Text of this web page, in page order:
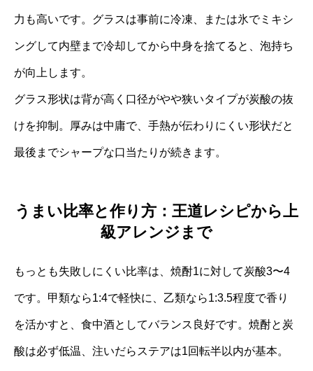
力も高いです。グラスは事前に冷凍、または氷でミキシ
ングして内壁まで冷却してから中身を捨てると、泡持ち
が向上します。
グラス形状は背が高く口径がやや狭いタイプが炭酸の抜
けを抑制。厚みは中庸で、手熱が伝わりにくい形状だと
最後までシャープな口当たりが続きます。
うまい比率と作り方：王道レシピから上
級アレンジまで
もっとも失敗しにくい比率は、焼酎1に対して炭酸3〜4
です。甲類なら1:4で軽快に、乙類なら1:3.5程度で香り
を活かすと、食中酒としてバランス良好です。焼酎と炭
酸は必ず低温、注いだらステアは1回転半以内が基本。